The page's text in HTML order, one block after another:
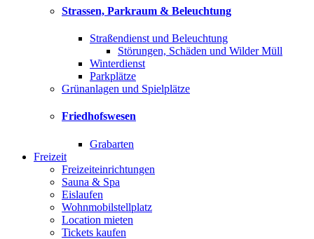
Strassen, Parkraum & Beleuchtung
Straßendienst und Beleuchtung
Störungen, Schäden und Wilder Müll
Winterdienst
Parkplätze
Grünanlagen und Spielplätze
Friedhofswesen
Grabarten
Freizeit
Freizeiteinrichtungen
Sauna & Spa
Eislaufen
Wohnmobilstellplatz
Location mieten
Tickets kaufen